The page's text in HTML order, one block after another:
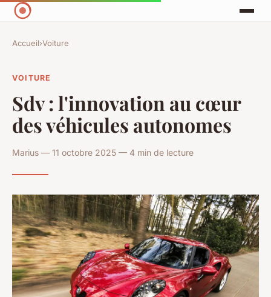
Accueil›Voiture
VOITURE
Sdv : l'innovation au cœur
des véhicules autonomes
Marius — 11 octobre 2025 — 4 min de lecture